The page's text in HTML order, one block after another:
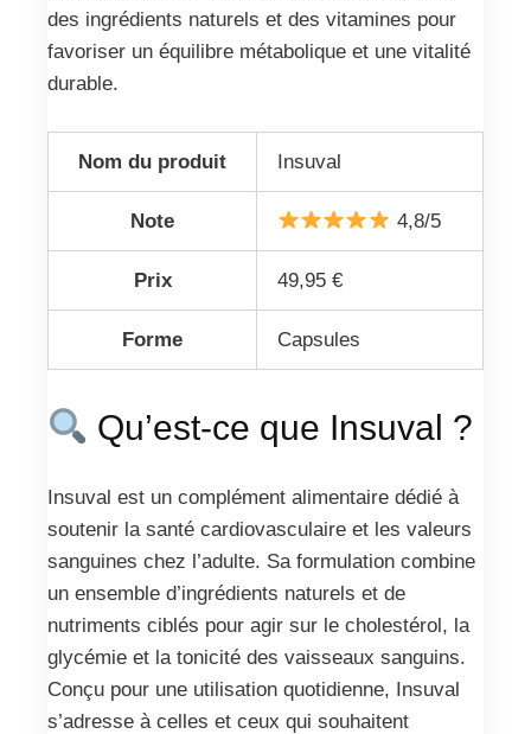
des ingrédients naturels et des vitamines pour
favoriser un équilibre métabolique et une vitalité
durable.
Nom du produit Insuval
Note 4,8/5
Prix 49,95 €
Forme Capsules
Qu’est-ce que Insuval ?
Insuval est un complément alimentaire dédié à
soutenir la santé cardiovasculaire et les valeurs
sanguines chez l’adulte. Sa formulation combine
un ensemble d’ingrédients naturels et de
nutriments ciblés pour agir sur le cholestérol, la
glycémie et la tonicité des vaisseaux sanguins.
Conçu pour une utilisation quotidienne, Insuval
s’adresse à celles et ceux qui souhaitent